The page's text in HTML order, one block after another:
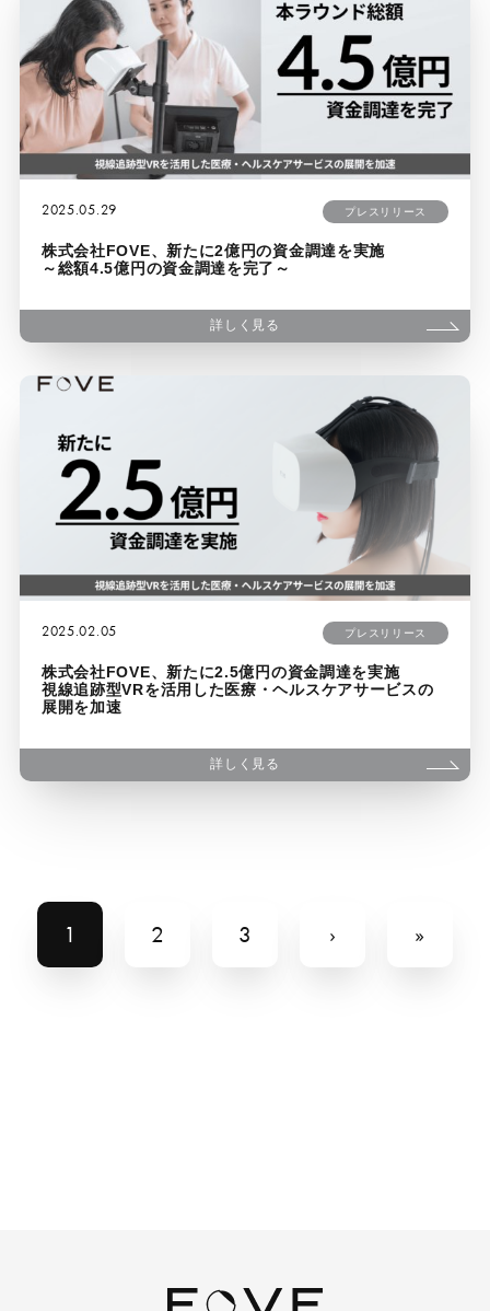
2025.05.29 プレスリリース
株式会社FOVE、新たに2億円の資金調達を実施
～総額4.5億円の資金調達を完了～
詳しく見る
2025.02.05 プレスリリース
株式会社FOVE、新たに2.5億円の資金調達を実施
視線追跡型VRを活用した医療・ヘルスケアサービスの
展開を加速
詳しく見る
1 2 3 › »